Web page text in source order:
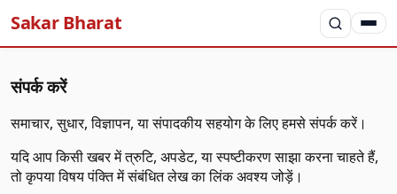
Sakar Bharat
संपर्क करें
समाचार, सुधार, विज्ञापन, या संपादकीय सहयोग के लिए हमसे संपर्क करें।
यदि आप किसी खबर में त्रुटि, अपडेट, या स्पष्टीकरण साझा करना चाहते हैं,
तो कृपया विषय पंक्ति में संबंधित लेख का लिंक अवश्य जोड़ें।